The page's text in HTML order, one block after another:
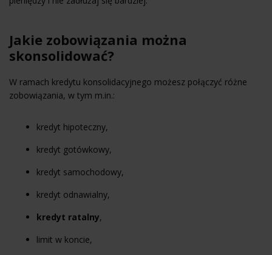
Jakie zobowiązania można
skonsolidować?
W ramach kredytu konsolidacyjnego możesz połączyć różne
zobowiązania, w tym m.in.:
kredyt hipoteczny,
kredyt gotówkowy,
kredyt samochodowy,
kredyt odnawialny,
kredyt ratalny,
limit w koncie,